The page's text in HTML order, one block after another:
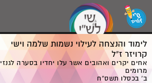
לימוד והנצחה לעילוי נשמות שלמה וישי
קרויזר ז”ל
אחים יקרים ואהובים אשר עלו יחדיו בסערה לגנזי
מרומים
ב' בכסלו תשס”ח